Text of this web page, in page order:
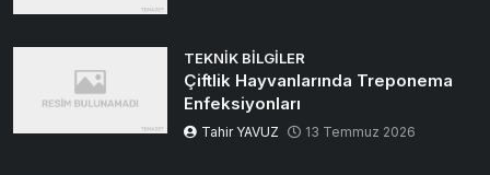
TEKNIK BILGILER
Çiftlik Hayvanlarında Treponema
Enfeksiyonları
Tahir YAVUZ 13 Temmuz 2026